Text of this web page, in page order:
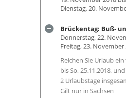
Dienstag, 20.
Brückentag: Buß-
Donnerstag, 22.
Freitag, 23. November
Reichen Sie Urlaub
bis So, 25.11.2018,
2 Urlaubstage
Gilt nur in Sachsen